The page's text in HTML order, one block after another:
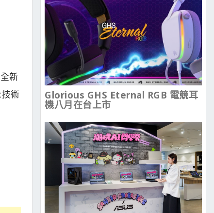
新
術
Glorious GHS Eternal RGB 電競耳
機八月在台上市